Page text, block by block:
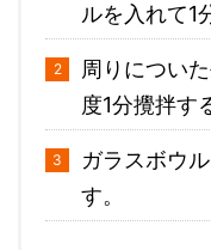
ルを入れて1
周りについ
度1分攪拌す
ガラスボウ
す。